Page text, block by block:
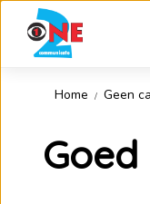
Home Geen